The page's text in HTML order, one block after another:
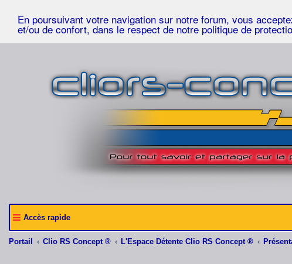
En poursuivant votre navigation sur notre forum, vous
et/ou de confort, dans le respect de notre politique de
Accès rapide
Portail Clio RS Concept ® L'Espace Détente Clio RS Concept ®